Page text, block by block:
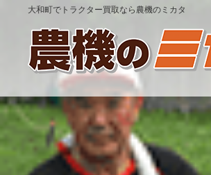
大和町でトラクター買取なら農機のミカタ